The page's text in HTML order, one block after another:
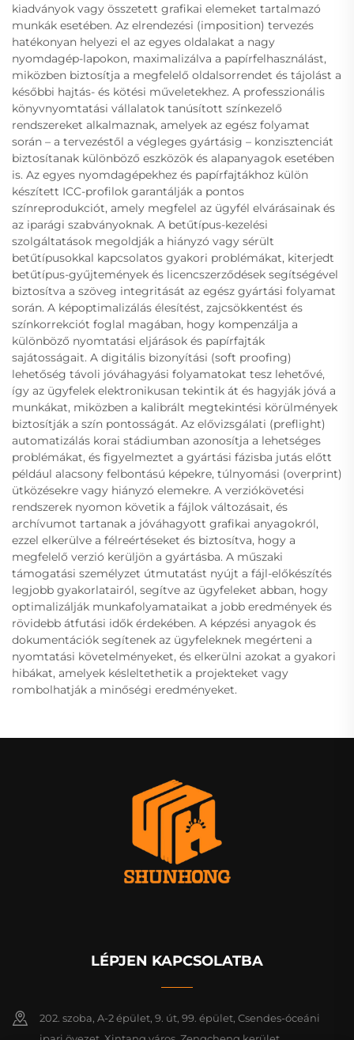
kiadványok vagy összetett grafikai elemeket tartalmazó
munkák esetében. Az elrendezési (imposition) tervezés
hatékonyan helyezi el az egyes oldalakat a nagy
nyomdagép-lapokon, maximalizálva a papírfelhasználást,
miközben biztosítja a megfelelő oldalsorrendet és tájolást a
későbbi hajtás- és kötési műveletekhez. A professzionális
könyvnyomtatási vállalatok tanúsított színkezelő
rendszereket alkalmaznak, amelyek az egész folyamat
során – a tervezéstől a végleges gyártásig – konzisztenciát
biztosítanak különböző eszközök és alapanyagok esetében
is. Az egyes nyomdagépekhez és papírfajtákhoz külön
készített ICC-profilok garantálják a pontos
színreprodukciót, amely megfelel az ügyfél elvárásainak és
az iparági szabványoknak. A betűtípus-kezelési
szolgáltatások megoldják a hiányzó vagy sérült
betűtípusokkal kapcsolatos gyakori problémákat, kiterjedt
betűtípus-gyűjtemények és licencszerződések segítségével
biztosítva a szöveg integritását az egész gyártási folyamat
során. A képoptimalizálás élesítést, zajcsökkentést és
színkorrekciót foglal magában, hogy kompenzálja a
különböző nyomtatási eljárások és papírfajták
sajátosságait. A digitális bizonyítási (soft proofing)
lehetőség távoli jóváhagyási folyamatokat tesz lehetővé,
így az ügyfelek elektronikusan tekintik át és hagyják jóvá a
munkákat, miközben a kalibrált megtekintési körülmények
biztosítják a szín pontosságát. Az elővizsgálati (preflight)
automatizálás korai stádiumban azonosítja a lehetséges
problémákat, és figyelmeztet a gyártási fázisba jutás előtt
például alacsony felbontású képekre, túlnyomási (overprint)
ütközésekre vagy hiányzó elemekre. A verziókövetési
rendszerek nyomon követik a fájlok változásait, és
archívumot tartanak a jóváhagyott grafikai anyagokról,
ezzel elkerülve a félreértéseket és biztosítva, hogy a
megfelelő verzió kerüljön a gyártásba. A műszaki
támogatási személyzet útmutatást nyújt a fájl-előkészítés
legjobb gyakorlatairól, segítve az ügyfeleket abban, hogy
optimalizálják munkafolyamataikat a jobb eredmények és
rövidebb átfutási idők érdekében. A képzési anyagok és
dokumentációk segítenek az ügyfeleknek megérteni a
nyomtatási követelményeket, és elkerülni azokat a gyakori
hibákat, amelyek késleltethetik a projekteket vagy
rombolhatják a minőségi eredményeket.
LÉPJEN KAPCSOLATBA
202. szoba, A-2 épület, 9. út, 99. épület, Csendes-óceáni